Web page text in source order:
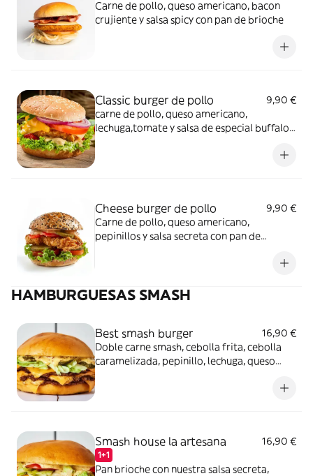
Carne de pollo, queso americano, bacon
crujiente y salsa spicy con pan de brioche
Classic burger de pollo
9,90 €
carne de pollo, queso americano,
lechuga,tomate y salsa de especial buffalo
Cheese burger de pollo
9,90 €
Carne de pollo, queso americano,
pepinillos y salsa secreta con pan de
HAMBURGUESAS SMASH
Best smash burger
16,90 €
Doble carne smash, cebolla frita, cebolla
caramelizada, pepinillo, lechuga, queso
Smash house la artesana
1+1
16,90 €
Pan brioche con nuestra salsa secreta,